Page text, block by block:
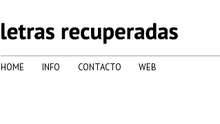
HOME INFO CONTACTO WEB